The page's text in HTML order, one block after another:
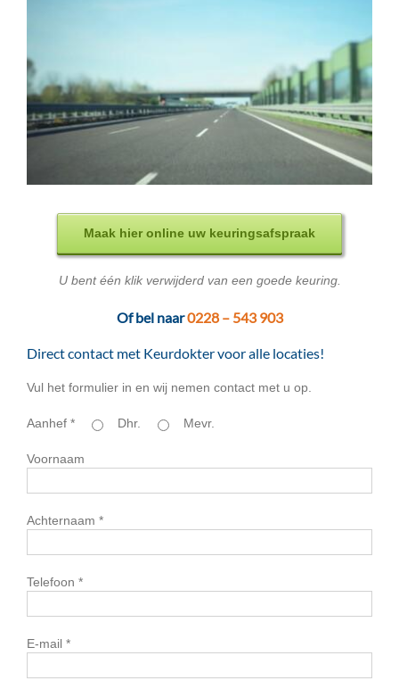
Maak hier online uw keuringsafspraak
U bent één klik verwijderd van een goede keuring.
Of bel naar0228 – 543 903
Direct contact met Keurdokter voor alle locaties!
Vul het formulier in en wij nemen contact met u op.
Aanhef * Dhr. Mevr.
Voornaam
Achternaam *
Telefoon *
E-mail *